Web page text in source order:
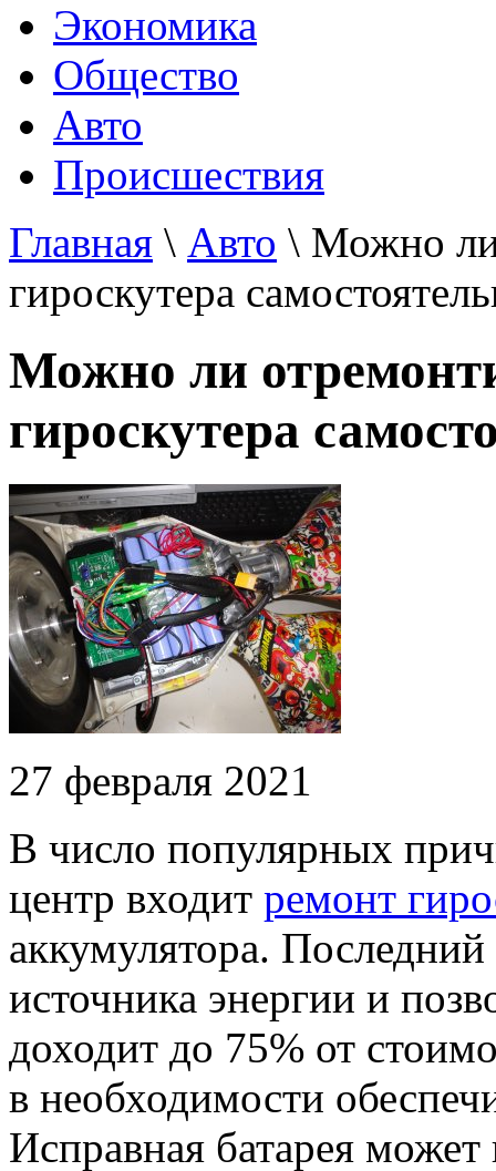
Экономика
Общество
Авто
Происшествия
Главная \ Авто \ Можно ли
гироскутера
Можно ли
гироскутера
27 февраля 2021
В число популярных
центр входит ремонт
аккумулятора. Последний
источника энергии и
доходит до 75% от
в необходимости
Исправная батарея может